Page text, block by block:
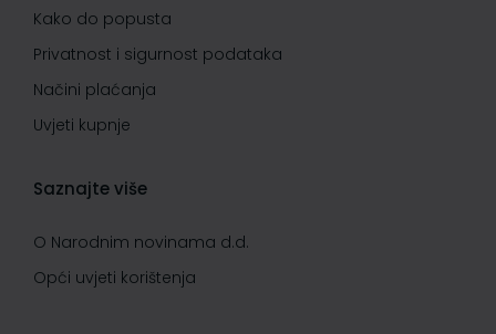
Kako do popusta
Privatnost i sigurnost podataka
Načini plaćanja
Uvjeti kupnje
Saznajte više
O Narodnim novinama d.d.
Opći uvjeti korištenja